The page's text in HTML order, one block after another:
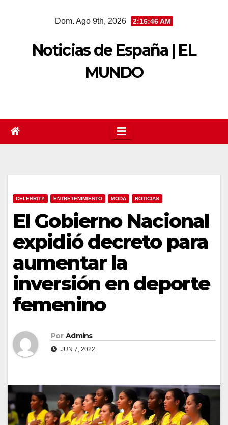
Dom. Ago 9th, 2026 2:16:47 AM
Noticias de España | EL
MUNDO
CELEBRITY ENTRETENIMIENTO MODA NOTICIAS
El Gobierno Nacional
expidió decreto para
aumentar la
inversión en deporte
femenino
Por Admins
JUN 7, 2022